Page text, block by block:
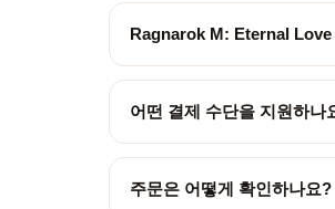
Ragnarok M: Eternal
어떤 결제 수단을 지원하나
주문은 어떻게 확인하나요?